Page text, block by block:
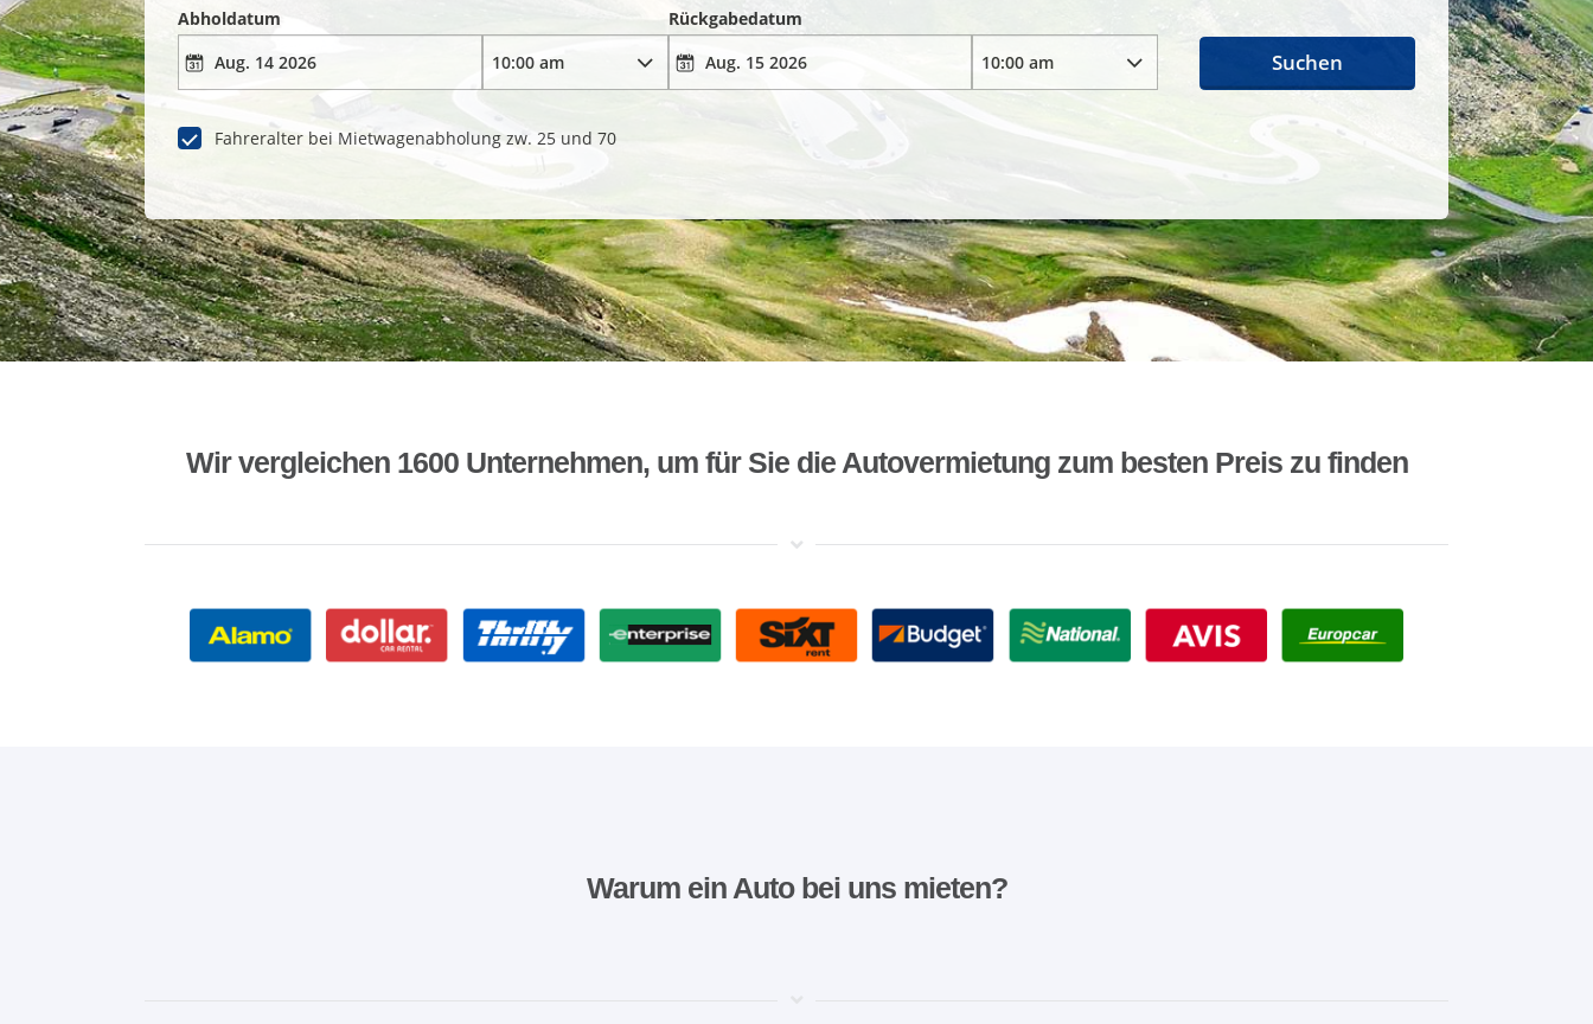
Abholdatum
Rückgabedatum
Fahreralter bei Mietwagenabholung zw. 25 und 70
Suchen
Wir vergleichen 1600 Unternehmen, um für Sie die Autovermietung zum besten Preis zu finden
Warum ein Auto bei uns mieten?